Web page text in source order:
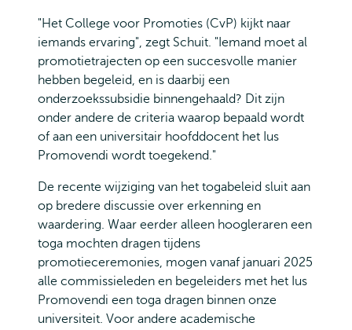
"Het College voor Promoties (CvP) kijkt naar
iemands ervaring", zegt Schuit. "Iemand moet al
promotietrajecten op een succesvolle manier
hebben begeleid, en is daarbij een
onderzoekssubsidie binnengehaald? Dit zijn
onder andere de criteria waarop bepaald wordt
of aan een universitair hoofddocent het Ius
Promovendi wordt toegekend."
De recente wijziging van het togabeleid sluit aan
op bredere discussie over erkenning en
waardering. Waar eerder alleen hoogleraren een
toga mochten dragen tijdens
promotieceremonies, mogen vanaf januari 2025
alle commissieleden en begeleiders met het Ius
Promovendi een toga dragen binnen onze
universiteit. Voor andere academische